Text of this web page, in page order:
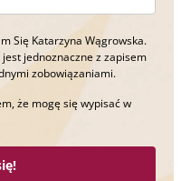
Się Katarzyna Wągrowska.
jednoznaczne z zapisem
zobowiązaniami.
że mogę się wypisać w